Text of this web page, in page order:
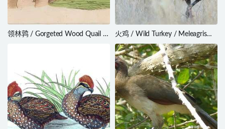
领林鹑 / Gorgeted Wood Quail /
火鸡 / Wild Turkey / Meleagris
gallopavo